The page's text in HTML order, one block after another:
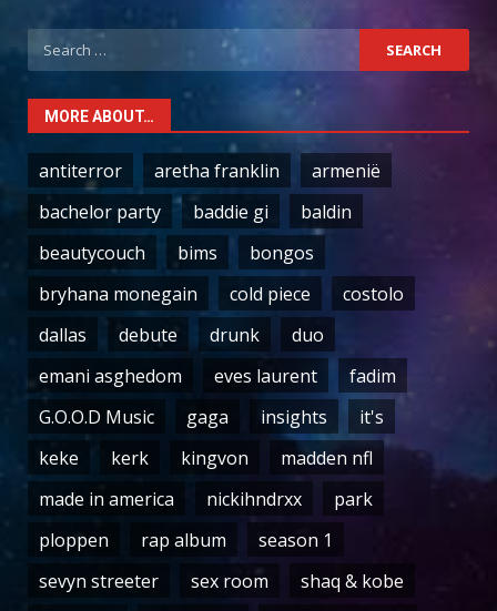
Search
for:
MORE ABOUT…
antiterror aretha franklin
armenië
bachelor party
baddie gi
baldin
beautycouch
bims
bongos
bryhana monegain
cold piece
costolo
dallas
debute drunk
duo
emani asghedom
eves laurent
fadim
G.O.O.D Music
gaga insights
it's
keke
kerk kingvon
madden nfl
made in america
nickihndrxx
park
ploppen
rap album
season 1
sevyn streeter
sex room
shaq & kobe